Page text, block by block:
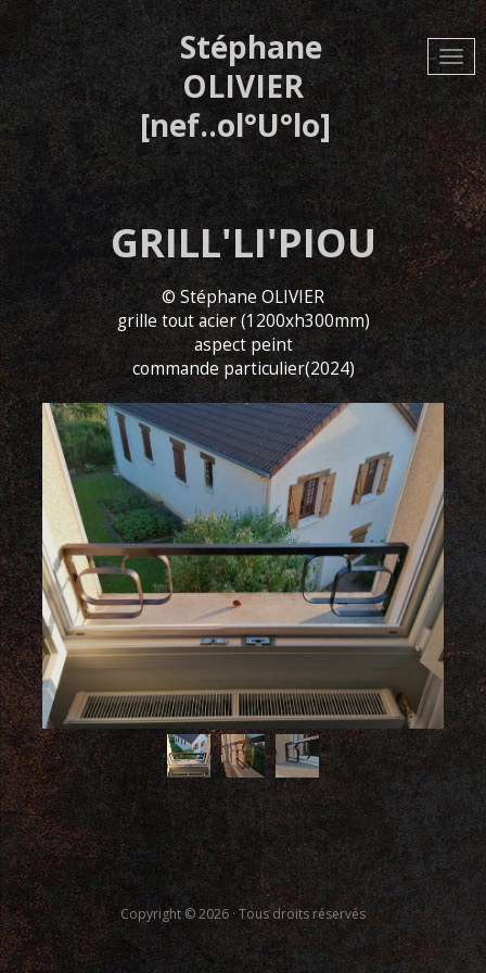
contenu
principal
Stéphane
OLIVIER
[nef..ol°U°lo]
GRILL'LI'PIOU
© Stéphane OLIVIER
grille tout acier (1200xh300mm)
aspect peint
commande particulier(2024)
Copyright © 2026 · Tous droits réservés